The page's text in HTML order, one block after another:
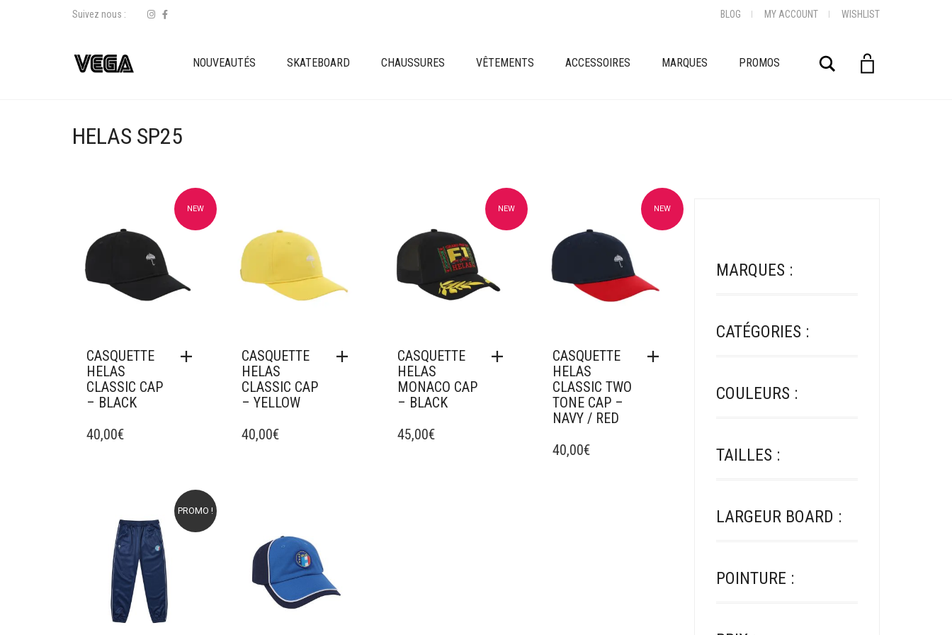
Suivez nous : BLOG MY ACCOUNT WISHLIST
NOUVEAUTÉS SKATEBOARD CHAUSSURES VÊTEMENTS ACCESSOIRES MARQUES PROMOS Rechercher
HELAS SP25
Ajouter à mes favoris
NEW
CASQUETTE
HELAS
CLASSIC CAP
– BLACK
40,00€
CASQUETTE
HELAS
CLASSIC CAP
– YELLOW
40,00€
Ajouter à mes favoris
NEW
CASQUETTE
HELAS
MONACO CAP
– BLACK
45,00€
Ajouter à mes favoris
NEW
CASQUETTE
HELAS
CLASSIC TWO
TONE CAP –
NAVY / RED
40,00€
Ajouter à mes favoris
PROMO !
MARQUES :
CATÉGORIES :
COULEURS :
TAILLES :
LARGEUR BOARD :
POINTURE :